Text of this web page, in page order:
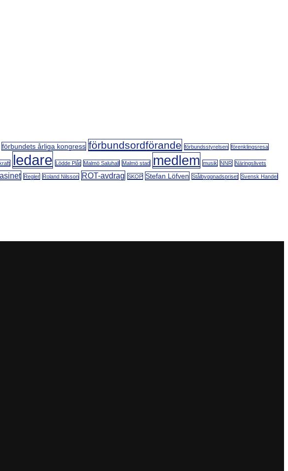
förbundets årliga kongress förbundsordförande förbundsstyrelsen förenklingsresa
ledare Lödde Plåt Malmö Saluhall Malmö stad medlem musik NNR Näringslivets
Regler Roland Nilsson ROT-avdrag SKOP Stefan Löfven Stålbyggnadspriset Svensk Handel